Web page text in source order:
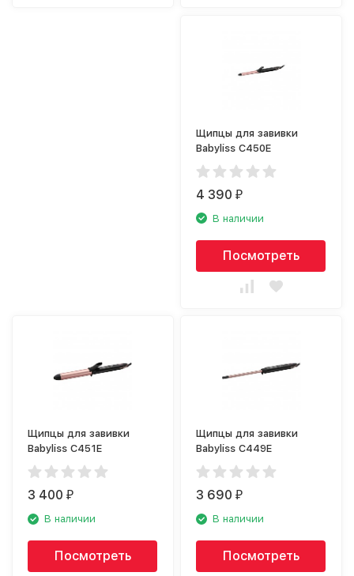
Щипцы для завивки
Babyliss C450E
4 390₽
В наличии
Посмотреть
Щипцы для завивки
Babyliss C451E
3 400₽
В наличии
Посмотреть
Щипцы для завивки
Babyliss C449E
3 690₽
В наличии
Посмотреть